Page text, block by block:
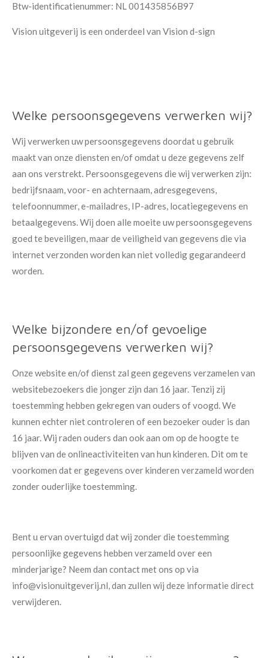
Btw-identificatienummer: NL 001435856B97
Vision uitgeverij is een onderdeel van Vision d-sign
Welke persoonsgegevens verwerken wij?
Wij verwerken uw persoonsgegevens doordat u gebruik
maakt van onze diensten en/of omdat u deze gegevens zelf
aan ons verstrekt. Persoonsgegevens die wij verwerken zijn:
bedrijfsnaam, voor- en achternaam, adresgegevens,
telefoonnummer, e-mailadres, IP-adres, locatiegegevens en
betaalgegevens. Wij doen alle moeite uw persoonsgegevens
goed te beveiligen, maar de veiligheid van gegevens die via
internet verzonden worden kan niet volledig gegarandeerd
worden.
Welke bijzondere en/of gevoelige
persoonsgegevens verwerken wij?
Onze website en/of dienst zal geen gegevens verzamelen van
websitebezoekers die jonger zijn dan 16 jaar. Tenzij zij
toestemming hebben gekregen van ouders of voogd. We
kunnen echter niet controleren of een bezoeker ouder is dan
16 jaar. Wij raden ouders dan ook aan om op de hoogte te
blijven van de onlineactiviteiten van hun kinderen. Dit om te
voorkomen dat er gegevens over kinderen verzameld worden
zonder ouderlijke toestemming.
Bent u ervan overtuigd dat wij zonder die toestemming
persoonlijke gegevens hebben verzameld over een
minderjarige? Neem dan contact met ons op via
info@visionuitgeverij.nl, dan zullen wij deze informatie direct
verwijderen.